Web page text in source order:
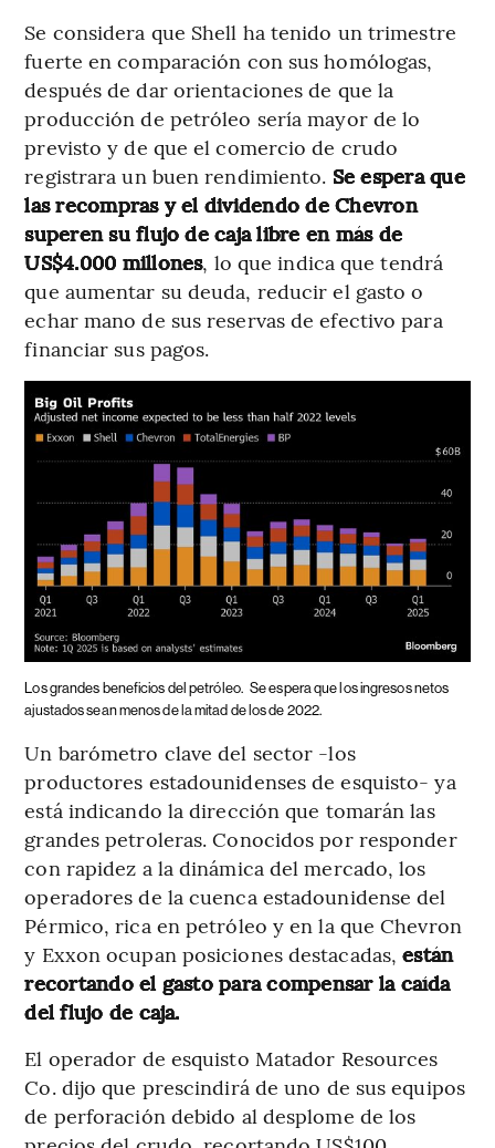
Se considera que Shell ha tenido un trimestre
fuerte en comparación con sus homólogas,
después de dar orientaciones de que la
producción de petróleo sería mayor de lo
previsto y de que el comercio de crudo
registrara un buen rendimiento. Se espera que
las recompras y el dividendo de Chevron
superen su flujo de caja libre en más de
US$4.000 millones, lo que indica que tendrá
que aumentar su deuda, reducir el gasto o
echar mano de sus reservas de efectivo para
financiar sus pagos.
Los grandes beneficios del petróleo. Se espera que los ingresos netos
ajustados sean menos de la mitad de los de 2022.
Un barómetro clave del sector -los
productores estadounidenses de esquisto- ya
está indicando la dirección que tomarán las
grandes petroleras. Conocidos por responder
con rapidez a la dinámica del mercado, los
operadores de la cuenca estadounidense del
Pérmico, rica en petróleo y en la que Chevron
y Exxon ocupan posiciones destacadas,están
recortando el gasto para compensar la caída
del flujo de caja.
El operador de esquisto Matador Resources
Co. dijo que prescindirá de uno de sus equipos
de perforación debido al desplome de los